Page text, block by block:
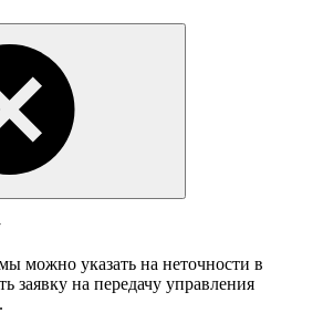
можно указать на неточности в
заявку на передачу управления